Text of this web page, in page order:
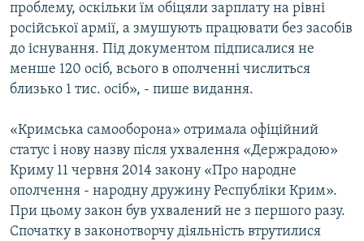
проблему, оскільки їм обіцяли зарплату на рівні
російської армії, а змушують працювати без засобів
до існування. Під документом підписалися не
менше 120 осіб, всього в ополченні числиться
близько 1 тис. осіб», - пише видання.
«Кримська самооборона» отримала офіційний
статус і нову назву після ухвалення «Держрадою»
Криму 11 червня 2014 закону «Про народне
ополчення - народну дружину Республіки Крим».
При цьому закон був ухвалений не з першого разу.
Спочатку в законотворчу діяльність втрутилися